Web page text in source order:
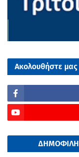
Ακολουθήστε μας
ΔΗΜΟΦΙΛΗ